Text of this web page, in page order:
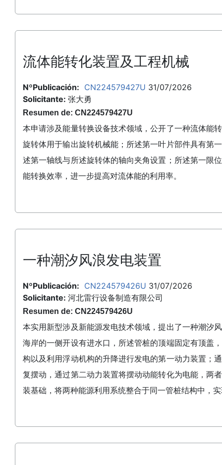
流体能转化装置及工程机械
NºPublicación: CN224579427U 31/07/2026
Solicitante: 张大勇
Resumen de: CN224579427U
本申请涉及能量转换设备技术领域，公开了一种流体能
旋转体用于输出旋转机械能；所述第一叶片部件具有第
述第一轴线与所述旋转体的轴向夹角设置；所述第一限
能转换效率，进一步提高对流体能的利用率。
一种潮汐风浪发电装置
NºPublicación: CN224579426U 31/07/2026
Solicitante: 河北雷行设备制造有限公司
Resumen de: CN224579426U
本实用新型涉及新能源发电技术领域，提出了一种潮汐
海岸的一侧开设有进水口，所述管桩的顶端固定有顶盖
构以及利用浮动机构的升降进行发电的第一动力装置；
复摆动，通过第二动力装置将摆动动能转化为电能，两
装基础，将两种能源利用系统整合于同一管桩结构中，